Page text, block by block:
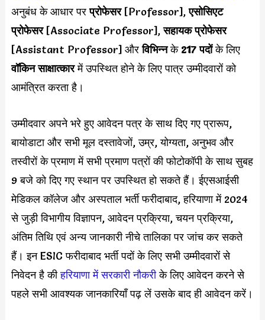
अनुबंध के आधार परप्रोफेसर [Professor],एसोसिएट
प्रोफेसर[Associate Professor],सहायक प्रोफेसर
[Assistant Professor] औरविभिन्नके 217 पदोंके लिए
वॉकिन साक्षात्कारमें उपस्थित होने के लिए पात्र उम्मीदवारों को
आमंत्रित करता है।
उम्मीदवार अपने भरे हुए आवेदन पत्र के साथ दिए गए प्रारूप,
बायोडाटा और सभी मूल दस्तावेजों, उम्र, योग्यता, अनुभव और
तस्वीरों के प्रमाण में सभी प्रमाण पत्रों की फोटोकॉपी के साथ सुबह
9 बजे को दिए गए स्थान पर उपस्थित हो सकते हैं। ईएसआईसी
मेडिकल कॉलेज और अस्पताल भर्ती फरीदाबाद, हरियाणा में 2024
से जुड़ी विभागीय विज्ञापन, आवेदन प्रक्रिया, चयन प्रक्रिया,
अंतिम तिथि एवं अन्य जानकारी नीचे तालिका पर जांच कर सकते
हैं। इन ESIC फरीदाबाद भर्ती पदों के लिए सभी उम्मीदवारों से
निवेदन है कीहरियाणा में सरकारी नौकरीके लिए आवेदन करने से
पहले सभी आवश्यक जानकारियाँ पढ़ लें उसके बाद ही आवेदन करें।